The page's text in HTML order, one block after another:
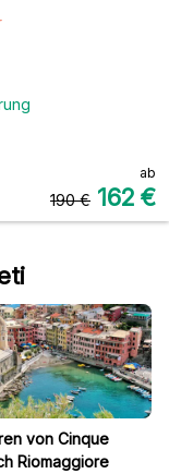
ab
190 € 162 €
von Cinque
Riomaggiore